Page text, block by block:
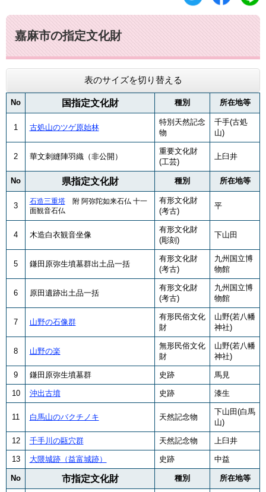
嘉麻市の指定文化財
表のサイズを切り替える
No 国指定文化財 種別 所在地等
1 古処山のツゲ原始林
特別天然記念
物
千手(古処
山)
2 華文刺縫陣羽織（非公開）
重要文化財
(工芸)
上臼井
No 県指定文化財 種別 所在地等
3
石造三重塔附 阿弥陀如来石仏 十一
面観音石仏
有形文化財
(考古)
平
4 木造白衣観音坐像
有形文化財
(彫刻)
下山田
5 鎌田原弥生墳墓群出土品一括
有形文化財
(考古)
九州国立博
物館
6 原田遺跡出土品一括
有形文化財
(考古)
九州国立博
物館
7 山野の石像群
有形民俗文化
財
山野(若八幡
神社)
8 山野の楽
無形民俗文化
財
山野(若八幡
神社)
9 鎌田原弥生墳墓群 史跡 馬見
10 沖出古墳 史跡 漆生
11 白馬山のバクチノキ 天然記念物
下山田(白馬
山)
12 千手川の甌穴群 天然記念物 上臼井
13 大隈城跡（益富城跡） 史跡 中益
No 市指定文化財 種別 所在地等